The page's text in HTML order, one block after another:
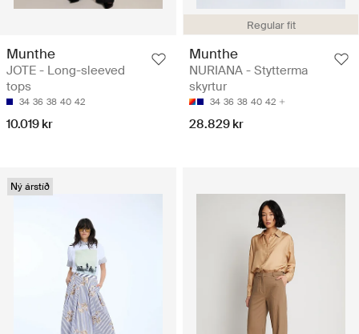
Munthe
JOTE - Long-sleeved
tops
34 36 38 40 42
10.019 kr
Regular fit
Munthe
NURIANA - Stytterma
skyrtur
34 36 38 40 42
28.829 kr
Ný árstíð